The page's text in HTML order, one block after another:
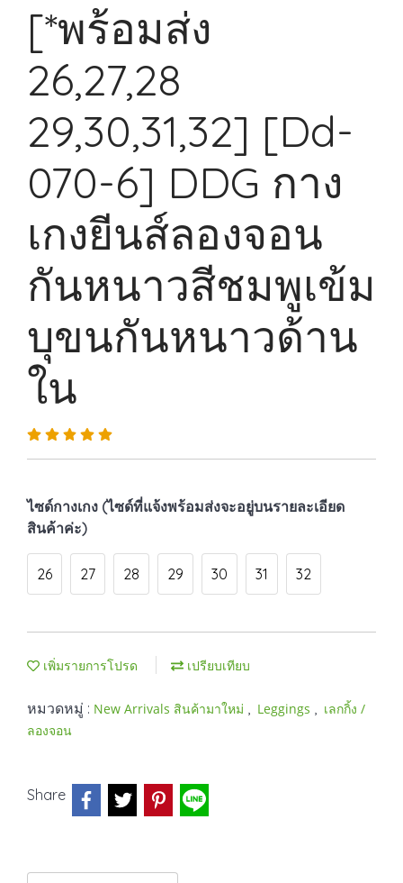
[*พร้อมส่ง
26,27,28
29,30,31,32] [Dd-
070-6] DDG กาง
เกงยีนส์ลองจอน
กันหนาวสีชมพูเข้ม
บุขนกันหนาวด้าน
ใน
ไซด์กางเกง (ไซด์ที่แจ้งพร้อมส่งจะอยู่บนรายละเอียด
สินค้าค่ะ)
26 27 28 29 30 31 32
เพิ่มรายการโปรด เปรียบเทียบ
หมวดหมู่ : New Arrivals สินค้ามาใหม่ , Leggings , เลกกิ้ง /
ลองจอน
Share